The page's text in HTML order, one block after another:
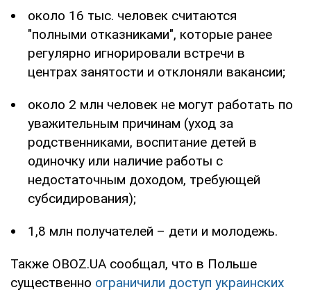
около 16 тыс. человек считаются
"полными отказниками", которые ранее
регулярно игнорировали встречи в
центрах занятости и отклоняли вакансии;
около 2 млн человек не могут работать по
уважительным причинам (уход за
родственниками, воспитание детей в
одиночку или наличие работы с
недостаточным доходом, требующей
субсидирования);
1,8 млн получателей – дети и молодежь.
Также OBOZ.UA сообщал, что в Польше
существенно ограничили доступ украинских